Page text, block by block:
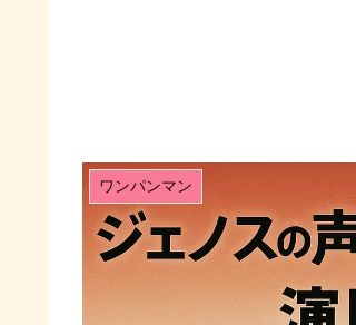
ワンパンマン